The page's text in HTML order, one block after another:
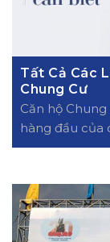
Tất Cả Các
Chung Cư
Căn hộ
hàng đầu của